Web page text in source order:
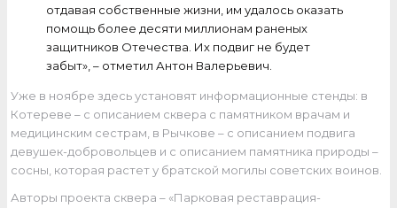
отдавая собственные жизни, им удалось оказать
помощь более десяти миллионам раненых
защитников Отечества. Их подвиг не будет
забыт», – отметил Антон Валерьевич.
Уже в ноябре здесь установят информационные стенды: в
Котереве – с описанием сквера с памятником врачам и
медицинским сестрам, в Рычкове – с описанием подвига
девушек-добровольцев и с описанием памятника природы –
сосны, которая растет у братской могилы советских воинов.
Авторы проекта сквера – «Парковая реставрация-